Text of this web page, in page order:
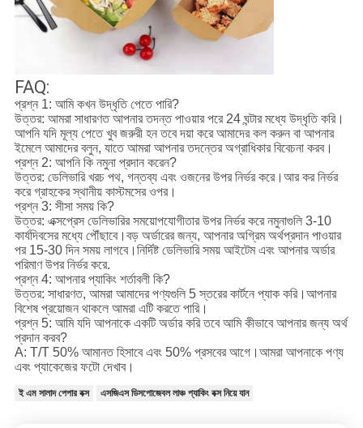
FAQ:
প্রশ্ন 1: আমি কখন উদ্ধৃতি পেতে পারি?
উত্তর: আমরা সাধারণত আপনার তদন্ত পাওয়ার পরে 24 ঘন্টার মধ্যে উদ্ধৃতি করি।
আপনি যদি মূল্য পেতে খুব জরুরী হন তবে দয়া করে আমাদের কল করুন বা আপনার
ইমেলে আমাদের বলুন, যাতে আমরা আপনার তদন্তের অগ্রাধিকার বিবেচনা করব।
প্রশ্ন 2: আপনি কি নমুনা প্রদান করেন?
উত্তর: ডেলিভারি খরচ পথ, গন্তব্য এবং ওজনের উপর নির্ভর করে।আর কর নির্ভর
করে গ্রাহকের স্থানীয় কাস্টমসের ওপর।
প্রশ্ন 3: সীসা সময় কি?
উত্তর: এক্সপ্রেস ডেলিভারির সময়োপযোগীতার উপর নির্ভর করে নমুনাগুলি 3-10
কার্যদিবসের মধ্যে পৌঁছাবে।বড় অর্ডারের জন্য, আপনার অগ্রিম অর্থপ্রদান পাওয়ার
পর 15-30 দিন সময় লাগবে।নির্দিষ্ট ডেলিভারি সময় আইটেম এবং আপনার অর্ডার
পরিমাণ উপর নির্ভর করে.
প্রশ্ন 4: আপনার প্যাকিং শর্তাবলী কি?
উত্তর: সাধারণত, আমরা আমাদের পণ্যগুলি 5 স্তরের কার্টনে প্যাক করি।আপনার
বিশেষ প্রয়োজন থাকলে আমরা এটি করতে পারি।
প্রশ্ন 5: আমি যদি আপনাকে একটি অর্ডার করি তবে আমি কীভাবে আপনার জন্য অর্থ
প্রদান করব?
A: T/T 50% আমানত হিসাবে এবং 50% প্রসবের আগে।আমরা আপনাকে পণ্য
এবং প্যাকেজের ফটো দেখাব।
ই এম সালাদ পেপার বক্স এসজিএস ডিসপোজেবল লাঞ্চ প্যাকিং বক্স নিয়ে যান